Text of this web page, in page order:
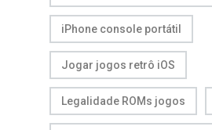
iPhone console portátil
Jogar jogos retrô iOS
Legalidade ROMs jogos